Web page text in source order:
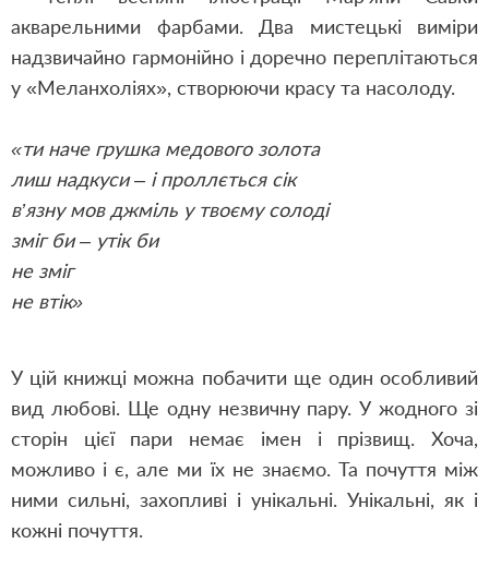
акварельними фарбами. Два мистецькі виміри
надзвичайно гармонійно і доречно переплітаються
у «Меланхоліях», створюючи красу та насолоду.
«ти наче грушка медового золота
лиш надкуси – і проллється сік
в’язну мов джміль у твоєму солоді
зміг би – утік би
не зміг
не втік»
У цій книжці можна побачити ще один особливий
вид любові. Ще одну незвичну пару. У жодного зі
сторін цієї пари немає імен і прізвищ. Хоча,
можливо і є, але ми їх не знаємо. Та почуття між
ними сильні, захопливі і унікальні. Унікальні, як і
кожні почуття.